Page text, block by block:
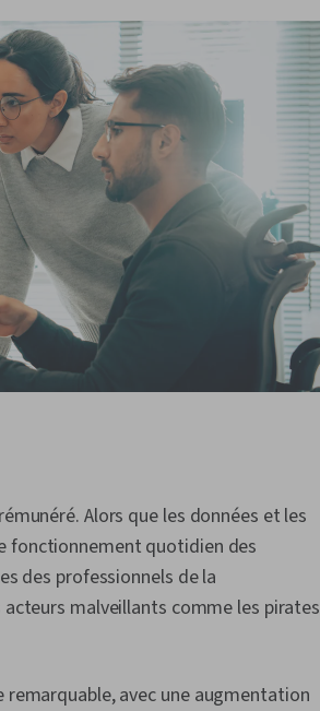
Alors que les données et les
fonctionnement quotidien des
des professionnels de la
malveillants comme les pirates
remarquable, avec une augmentation